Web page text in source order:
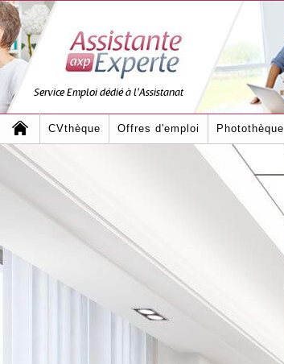
Service Emploi dédié à l'Assistanat
CVthèque Offres d'emploi Photothèque